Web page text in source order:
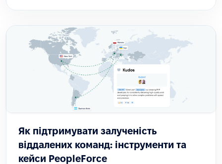
Як підтримувати залученість
віддалених команд: інструменти та
кейси PeopleForce